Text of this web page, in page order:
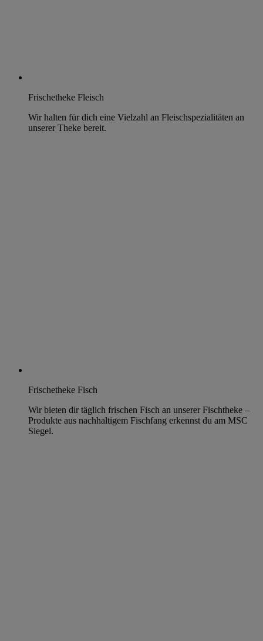
Frischetheke Fleisch
Wir halten für dich eine Vielzahl an Fleischspezialitäten an
unserer Theke bereit.
Frischetheke Fisch
Wir bieten dir täglich frischen Fisch an unserer Fischtheke –
Produkte aus nachhaltigem Fischfang erkennst du am MSC
Siegel.